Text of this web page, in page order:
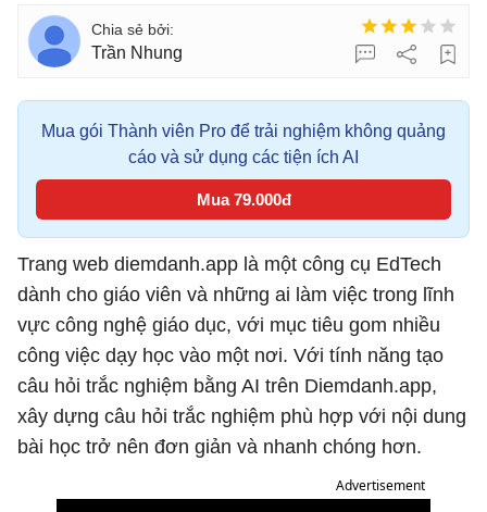
Trần Nhung
Mua gói Thành viên Pro để trải nghiệm không quảng
cáo và sử dụng các tiện ích AI
Mua 79.000đ
Trang web diemdanh.app là một công cụ EdTech
dành cho giáo viên và những ai làm việc trong lĩnh
vực công nghệ giáo dục, với mục tiêu gom nhiều
công việc dạy học vào một nơi. Với tính năng tạo
câu hỏi trắc nghiệm bằng AI trên Diemdanh.app,
xây dựng câu hỏi trắc nghiệm phù hợp với nội dung
bài học trở nên đơn giản và nhanh chóng hơn.
Advertisement